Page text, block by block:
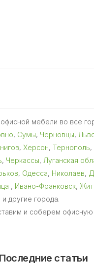
мебели во все
, Сумы, Черновцы,
, Херсон, Тернополь,
, Черкассы, Луганская
, Одесса, Николаев,
, Ивано-Франковск,
и другие города.
и соберем
Последние статьи